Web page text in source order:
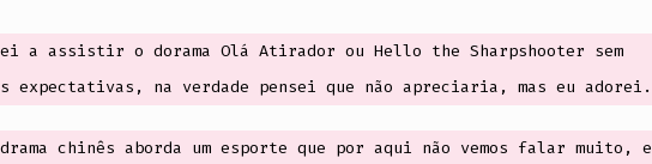
a assistir o dorama Olá Atirador ou Hello the Sharpshooter sem
expectativas, na verdade pensei que não apreciaria, mas eu adorei.
drama chinês aborda um esporte que por aqui não vemos falar muito, e